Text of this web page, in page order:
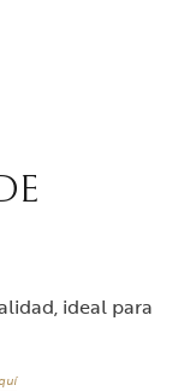
ideal para